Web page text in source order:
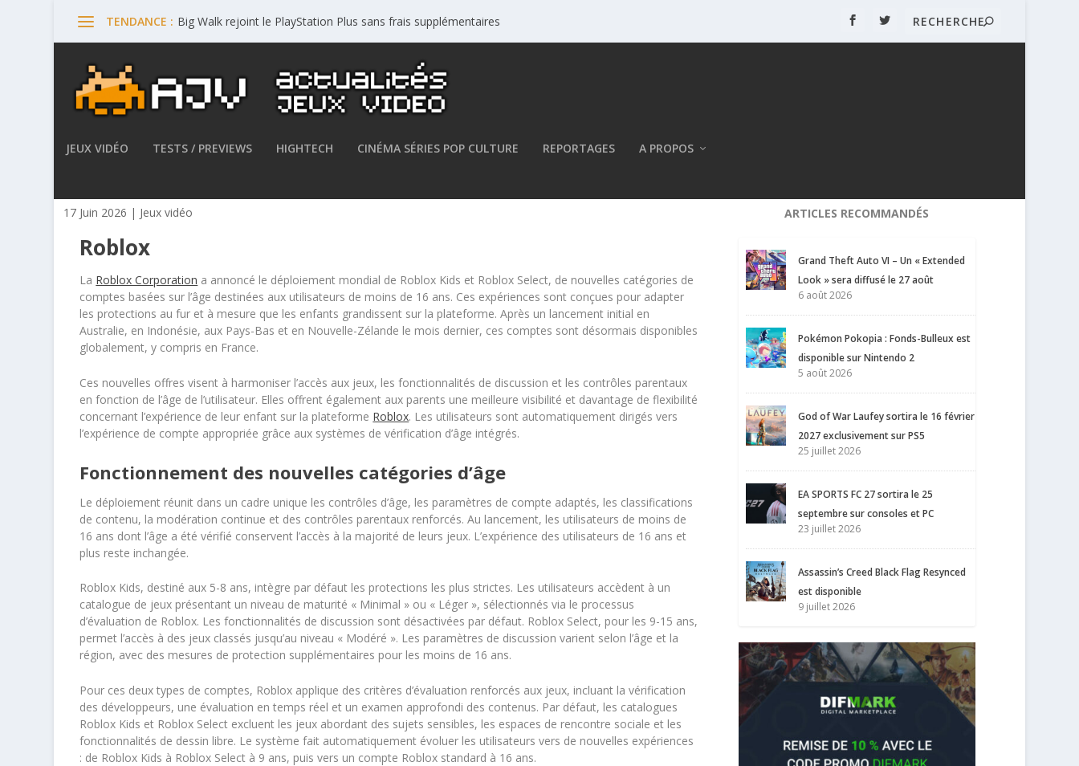
TENDANCE : Big Walk rejoint le PlayStation Plus sans frais supplémentaires
JEUX VIDÉO TESTS / PREVIEWS HIGHTECH CINÉMA SÉRIES POP CULTURE REPORTAGES A PROPOS
17 Juin 2026 | Jeux vidéo
Roblox
La Roblox Corporation a annoncé le déploiement mondial de Roblox Kids et Roblox Select, de nouvelles catégories de
comptes basées sur l’âge destinées aux utilisateurs de moins de 16 ans. Ces expériences sont conçues pour adapter
les protections au fur et à mesure que les enfants grandissent sur la plateforme. Après un lancement initial en
Australie, en Indonésie, aux Pays-Bas et en Nouvelle-Zélande le mois dernier, ces comptes sont désormais disponibles
globalement, y compris en France.
Ces nouvelles offres visent à harmoniser l’accès aux jeux, les fonctionnalités de discussion et les contrôles parentaux
en fonction de l’âge de l’utilisateur. Elles offrent également aux parents une meilleure visibilité et davantage de flexibilité
concernant l’expérience de leur enfant sur la plateforme Roblox. Les utilisateurs sont automatiquement dirigés vers
l’expérience de compte appropriée grâce aux systèmes de vérification d’âge intégrés.
Fonctionnement des nouvelles catégories d’âge
Le déploiement réunit dans un cadre unique les contrôles d’âge, les paramètres de compte adaptés, les classifications
de contenu, la modération continue et des contrôles parentaux renforcés. Au lancement, les utilisateurs de moins de
16 ans dont l’âge a été vérifié conservent l’accès à la majorité de leurs jeux. L’expérience des utilisateurs de 16 ans et
plus reste inchangée.
Roblox Kids, destiné aux 5-8 ans, intègre par défaut les protections les plus strictes. Les utilisateurs accèdent à un
catalogue de jeux présentant un niveau de maturité « Minimal » ou « Léger », sélectionnés via le processus
d’évaluation de Roblox. Les fonctionnalités de discussion sont désactivées par défaut. Roblox Select, pour les 9-15 ans,
permet l’accès à des jeux classés jusqu’au niveau « Modéré ». Les paramètres de discussion varient selon l’âge et la
région, avec des mesures de protection supplémentaires pour les moins de 16 ans.
Pour ces deux types de comptes, Roblox applique des critères d’évaluation renforcés aux jeux, incluant la vérification
des développeurs, une évaluation en temps réel et un examen approfondi des contenus. Par défaut, les catalogues
Roblox Kids et Roblox Select excluent les jeux abordant des sujets sensibles, les espaces de rencontre sociale et les
fonctionnalités de dessin libre. Le système fait automatiquement évoluer les utilisateurs vers de nouvelles expériences
: de Roblox Kids à Roblox Select à 9 ans, puis vers un compte Roblox standard à 16 ans.
ARTICLES RECOMMANDÉS
Grand Theft Auto VI – Un « Extended
Look » sera diffusé le 27 août
6 août 2026
Pokémon Pokopia : Fonds-Bulleux est
disponible sur Nintendo 2
5 août 2026
God of War Laufey sortira le 16 février
2027 exclusivement sur PS5
25 juillet 2026
EA SPORTS FC 27 sortira le 25
septembre sur consoles et PC
23 juillet 2026
Assassin’s Creed Black Flag Resynced
est disponible
9 juillet 2026